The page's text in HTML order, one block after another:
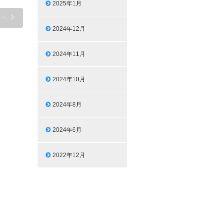
2025年1月
2024年12月
2024年11月
2024年10月
2024年8月
2024年6月
2022年12月